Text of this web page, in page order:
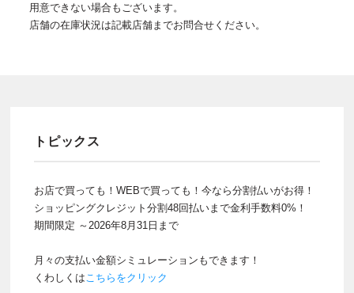
用意できない場合もございます。
店舗の在庫状況は記載店舗までお問合せください。
トピックス
お店で買っても！WEBで買っても！今なら分割払いがお得！
ショッピングクレジット分割48回払いまで金利手数料0%！
期間限定 ～2026年8月31日まで
月々の支払い金額シミュレーションもできます！
くわしくはこちらをクリック